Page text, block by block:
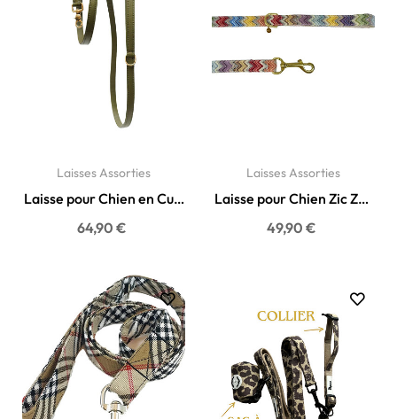
Laisses Assorties
Laisse pour Chien en Cuir
Véritable Kaki -...
64,90 €
Laisses Assorties
Laisse pour Chien Zic Zac
- Haute Couture...
49,90 €